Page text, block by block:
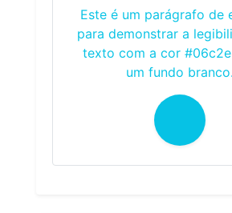
Este é um parágrafo de
para demonstrar a
texto com a cor
um fundo branco.